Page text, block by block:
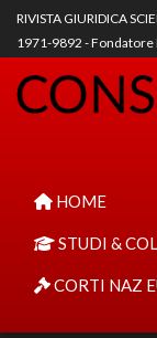
RIVISTA GIURIDICA
1971-9892 - Fondatore
HOME
STUDI &
CORTI NAZ